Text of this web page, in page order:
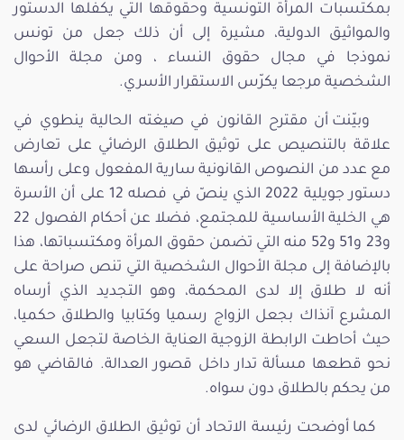
بمكتسبات المرأة التونسية وحقوقها التي يكفلها الدستور
والمواثيق الدولية، مشيرة إلى أن ذلك جعل من تونس
نموذجا في مجال حقوق النساء ، ومن مجلة الأحوال
الشخصية مرجعا يكرّس الاستقرار الأسري.
وبيّنت أن مقترح القانون في صيغته الحالية ينطوي في
علاقة بالتنصيص على توثيق الطلاق الرضائي على تعارض
مع عدد من النصوص القانونية سارية المفعول وعلى رأسها
دستور جويلية 2022 الذي ينصّ في فصله 12 على أن الأسرة
هي الخلية الأساسية للمجتمع، فضلا عن أحكام الفصول 22
و23 و51 و52 منه التي تضمن حقوق المرأة ومكتسباتها، هذا
بالإضافة إلى مجلة الأحوال الشخصية التي تنص صراحة على
أنه لا طلاق إلا لدى المحكمة، وهو التجديد الذي أرساه
المشرع آنذاك بجعل الزواج رسميا وكتابيا والطلاق حكميا،
حيث أحاطت الرابطة الزوجية العناية الخاصة لتجعل السعي
نحو قطعها مسألة تدار داخل قصور العدالة. فالقاضي هو
من يحكم بالطلاق دون سواه.
كما أوضحت رئيسة الاتحاد أن توثيق الطلاق الرضائي لدى